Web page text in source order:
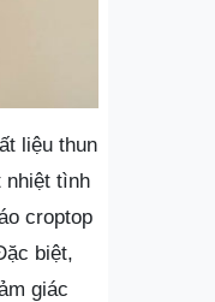
liệu thun
nhiệt tình
croptop
biệt,
giác